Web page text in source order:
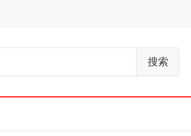
搜索